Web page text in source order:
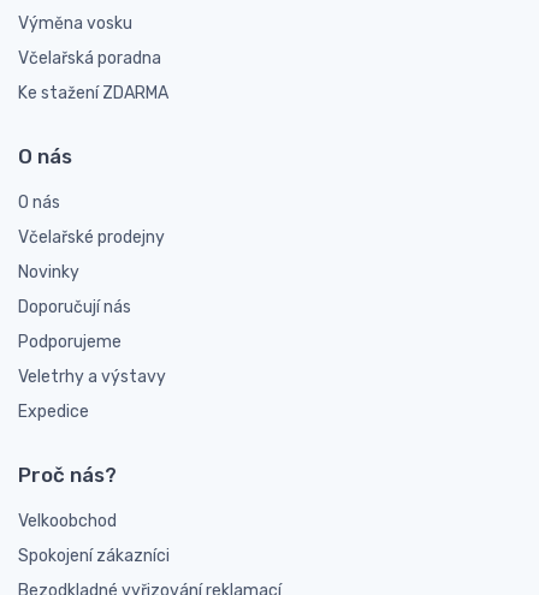
Výměna vosku
Včelařská poradna
Ke stažení ZDARMA
O nás
O nás
Včelařské prodejny
Novinky
Doporučují nás
Podporujeme
Veletrhy a výstavy
Expedice
Proč nás?
Velkoobchod
Spokojení zákazníci
Bezodkladné vyřizování reklamací